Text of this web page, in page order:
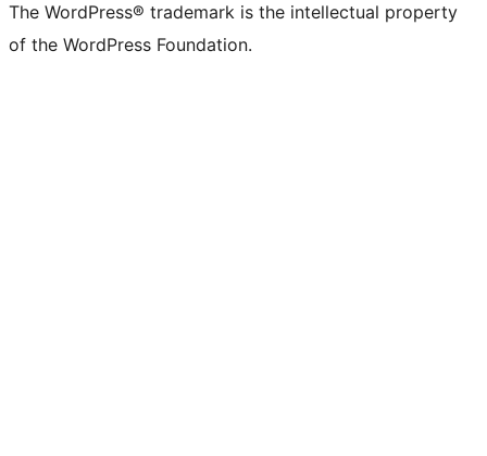
The WordPress® trademark is the intellectual property
of the WordPress Foundation.